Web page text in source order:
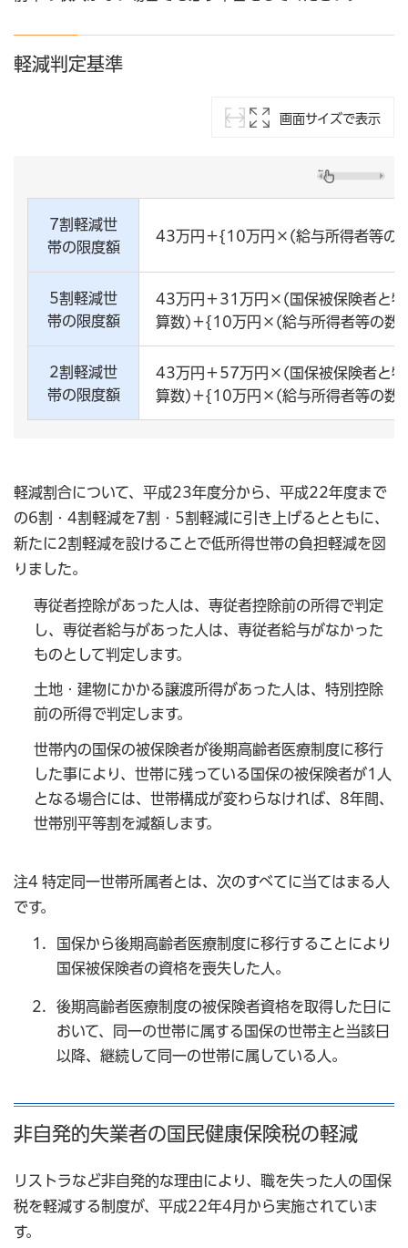
軽減判定基準
画面サイズで表示
7割軽減世
帯の限度額
43万円＋{10万円×(給与所得者等の
5割軽減世
帯の限度額
43万円＋31万円×(国保被保険者と
算数)＋{10万円×(給与所得者等の数
2割軽減世
帯の限度額
43万円＋57万円×(国保被保険者と
算数)＋{10万円×(給与所得者等の数
軽減割合について、平成23年度分から、平成22年度まで
の6割・4割軽減を7割・5割軽減に引き上げるとともに、
新たに2割軽減を設けることで低所得世帯の負担軽減を図
りました。
専従者控除があった人は、専従者控除前の所得で判定
し、専従者給与があった人は、専従者給与がなかった
ものとして判定します。
土地・建物にかかる譲渡所得があった人は、特別控除
前の所得で判定します。
世帯内の国保の被保険者が後期高齢者医療制度に移行
した事により、世帯に残っている国保の被保険者が1人
となる場合には、世帯構成が変わらなければ、8年間、
世帯別平等割を減額します。
注4 特定同一世帯所属者とは、次のすべてに当てはまる人
です。
国保から後期高齢者医療制度に移行することにより
国保被保険者の資格を喪失した人。
後期高齢者医療制度の被保険者資格を取得した日に
おいて、同一の世帯に属する国保の世帯主と当該日
以降、継続して同一の世帯に属している人。
非自発的失業者の国民健康保険税の軽減
リストラなど非自発的な理由により、職を失った人の国保
税を軽減する制度が、平成22年4月から実施されていま
す。